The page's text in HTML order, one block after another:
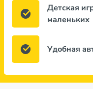
Детская
маленьких
Удобная